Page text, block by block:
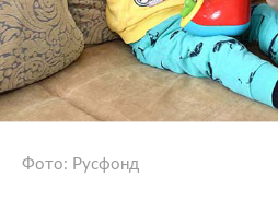
Фото: Русфонд